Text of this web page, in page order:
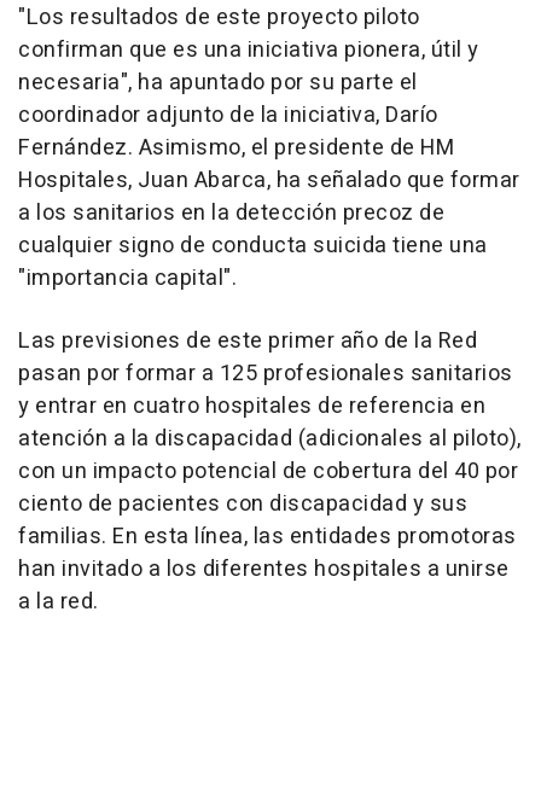
"Los resultados de este proyecto piloto
confirman que es una iniciativa pionera, útil y
necesaria", ha apuntado por su parte el
coordinador adjunto de la iniciativa, Darío
Fernández. Asimismo, el presidente de HM
Hospitales, Juan Abarca, ha señalado que formar
a los sanitarios en la detección precoz de
cualquier signo de conducta suicida tiene una
"importancia capital".
Las previsiones de este primer año de la Red
pasan por formar a 125 profesionales sanitarios
y entrar en cuatro hospitales de referencia en
atención a la discapacidad (adicionales al piloto),
con un impacto potencial de cobertura del 40 por
ciento de pacientes con discapacidad y sus
familias. En esta línea, las entidades promotoras
han invitado a los diferentes hospitales a unirse
a la red.